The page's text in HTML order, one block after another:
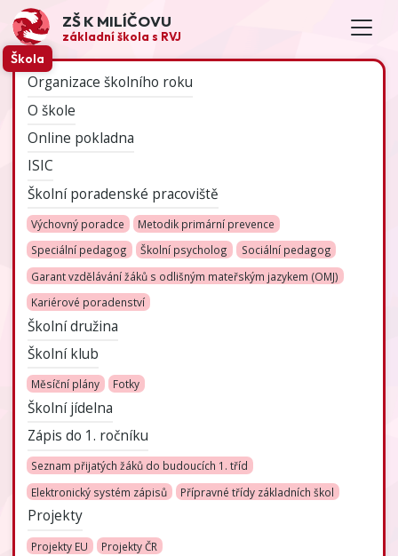
ZŠ K MILÍČOVU
základní škola s RVJ
Škola
Organizace školního roku
O škole
Online pokladna
ISIC
Školní poradenské pracoviště
Výchovný poradce
Metodik primární prevence
Speciální pedagog
Školní psycholog
Sociální pedagog
Garant vzdělávání žáků s odlišným mateřským jazykem (OMJ)
Kariérové poradenství
Školní družina
Školní klub
Měsíční plány Fotky
Školní jídelna
Zápis do 1. ročníku
Seznam přijatých žáků do budoucích 1. tříd
Elektronický systém zápisů
Přípravné třídy základních škol
Projekty
Projekty EU Projekty ČR